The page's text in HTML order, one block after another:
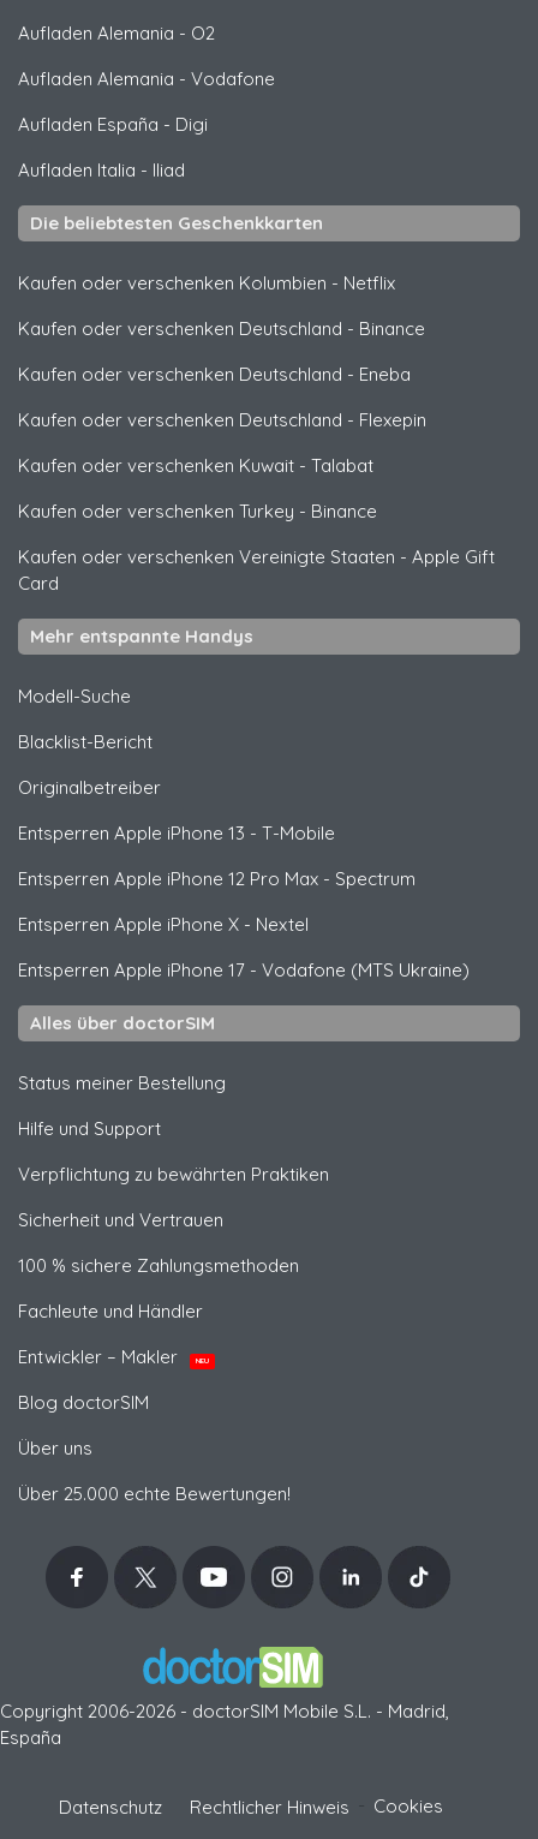
Aufladen Alemania - O2
Aufladen Alemania - Vodafone
Aufladen España - Digi
Aufladen Italia - Iliad
Die beliebtesten Geschenkkarten
Kaufen oder verschenken Kolumbien - Netflix
Kaufen oder verschenken Deutschland - Binance
Kaufen oder verschenken Deutschland - Eneba
Kaufen oder verschenken Deutschland - Flexepin
Kaufen oder verschenken Kuwait - Talabat
Kaufen oder verschenken Turkey - Binance
Kaufen oder verschenken Vereinigte Staaten - Apple Gift
Card
Mehr entspannte Handys
Modell-Suche
Blacklist-Bericht
Originalbetreiber
Entsperren Apple iPhone 13 - T-Mobile
Entsperren Apple iPhone 12 Pro Max - Spectrum
Entsperren Apple iPhone X - Nextel
Entsperren Apple iPhone 17 - Vodafone (MTS Ukraine)
Alles über doctorSIM
Status meiner Bestellung
Hilfe und Support
Verpflichtung zu bewährten Praktiken
Sicherheit und Vertrauen
100 % sichere Zahlungsmethoden
Fachleute und Händler
Entwickler – Makler
NEU
Blog doctorSIM
Über uns
Über 25.000 echte Bewertungen!
Copyright 2006-2026 - doctorSIM Mobile S.L. - Madrid,
España
Datenschutz Rechtlicher Hinweis Cookies